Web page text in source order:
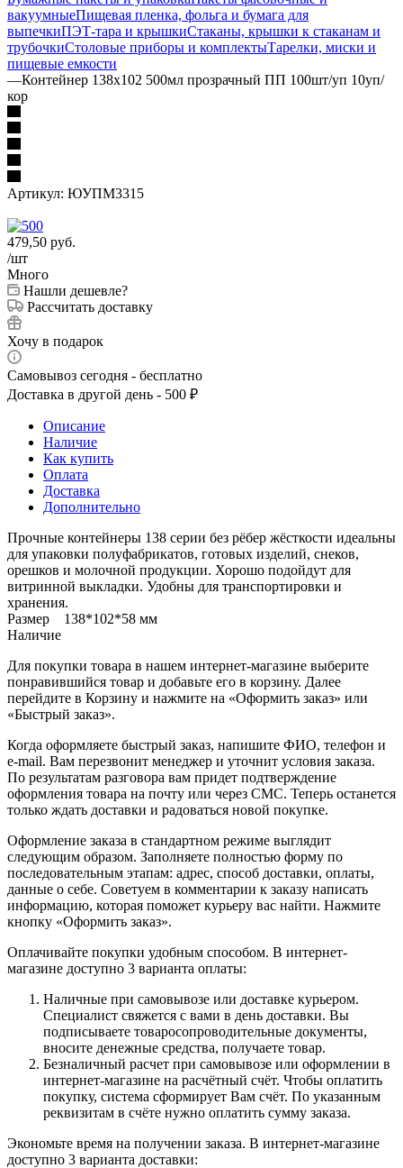
вакуумныеПищевая пленка, фольга и бумага для
выпечкиПЭТ-тара и крышкиСтаканы, крышки к стаканам и
трубочкиСтоловые приборы и комплектыТарелки, миски и
пищевые емкости
—Контейнер 138х102 500мл прозрачный ПП 100шт/уп 10уп/
кор
Артикул: ЮУПМ3315
479,50 руб.
/шт
Много
Нашли дешевле?
Рассчитать доставку
Хочу в подарок
Самовывоз сегодня - бесплатно
Доставка в другой день - 500 ₽
Описание
Наличие
Как купить
Оплата
Доставка
Дополнительно
Прочные контейнеры 138 серии без рёбер жёсткости идеальны
для упаковки полуфабрикатов, готовых изделий, снеков,
орешков и молочной продукции. Хорошо подойдут для
витринной выкладки. Удобны для транспортировки и
хранения.
Размер 138*102*58 мм
Наличие
Для покупки товара в нашем интернет-магазине выберите
понравившийся товар и добавьте его в корзину. Далее
перейдите в Корзину и нажмите на «Оформить заказ» или
«Быстрый заказ».
Когда оформляете быстрый заказ, напишите ФИО, телефон и
e-mail. Вам перезвонит менеджер и уточнит условия заказа.
По результатам разговора вам придет подтверждение
оформления товара на почту или через СМС. Теперь останется
только ждать доставки и радоваться новой покупке.
Оформление заказа в стандартном режиме выглядит
следующим образом. Заполняете полностью форму по
последовательным этапам: адрес, способ доставки, оплаты,
данные о себе. Советуем в комментарии к заказу написать
информацию, которая поможет курьеру вас найти. Нажмите
кнопку «Оформить заказ».
Оплачивайте покупки удобным способом. В интернет-
магазине доступно 3 варианта оплаты:
Наличные при самовывозе или доставке курьером.
Специалист свяжется с вами в день доставки. Вы
подписываете товаросопроводительные документы,
вносите денежные средства, получаете товар.
Безналичный расчет при самовывозе или оформлении в
интернет-магазине на расчётный счёт. Чтобы оплатить
покупку, система сформирует Вам счёт. По указанным
реквизитам в счёте нужно оплатить сумму заказа.
Экономьте время на получении заказа. В интернет-магазине
доступно 3 варианта доставки: